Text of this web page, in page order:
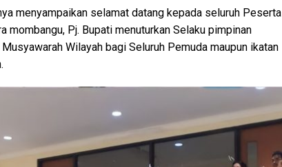
menyampaikan selamat datang kepada seluruh Peserta
mombangu, Pj. Bupati menuturkan Selaku pimpinan
Wilayah bagi Seluruh Pemuda maupun ikatan